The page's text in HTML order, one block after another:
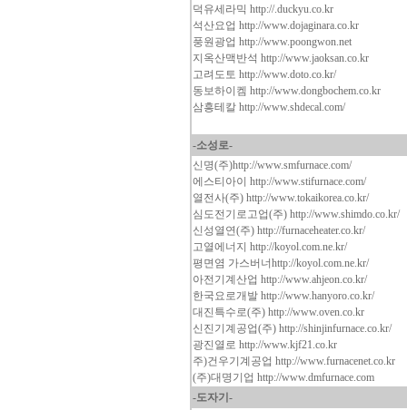
덕유세라믹 http://.duckyu.co.kr
석산요업 http://www.dojaginara.co.kr
풍원광업 http://www.poongwon.net
지옥산맥반석 http://www.jaoksan.co.kr
고려도토 http://www.doto.co.kr/
동보하이켐 http://www.dongbochem.co.kr
삼흥테칼 http://www.shdecal.com/
-소성로-
신명(주)http://www.smfurnace.com/
에스티아이 http://www.stifurnace.com/
열전사(주) http://www.tokaikorea.co.kr/
심도전기로고업(주) http://www.shimdo.co.kr/
신성열연(주) http://furnaceheater.co.kr/
고열에너지 http://koyol.com.ne.kr/
평면염 가스버너http://koyol.com.ne.kr/
아전기계산업 http://www.ahjeon.co.kr/
한국요로개발 http://www.hanyoro.co.kr/
대진특수로(주) http://www.oven.co.kr
신진기계공업(주) http://shinjinfurnace.co.kr/
광진열로 http://www.kjf21.co.kr
주)건우기계공업 http://www.furnacenet.co.kr
(주)대명기업 http://www.dmfurnace.com
-도자기-